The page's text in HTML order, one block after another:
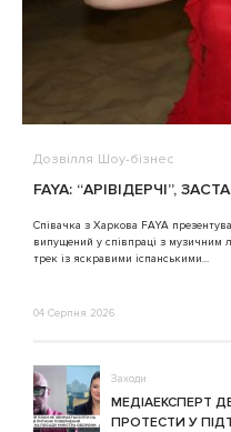
Дозвілля Шоу-бізнес
FAYA: “АРІВІДЕРЧІ”,
Співачка з Харкова FAYA
випущений у співпраці з музичним
трек із яскравими іспанськими...
04 Серпня 2026
Заходи
МЕДІАЕКСПЕРТ
ПРОТЕСТИ У